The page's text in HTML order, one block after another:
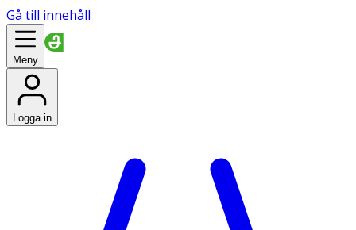
Gå till innehåll
Meny
Logga in